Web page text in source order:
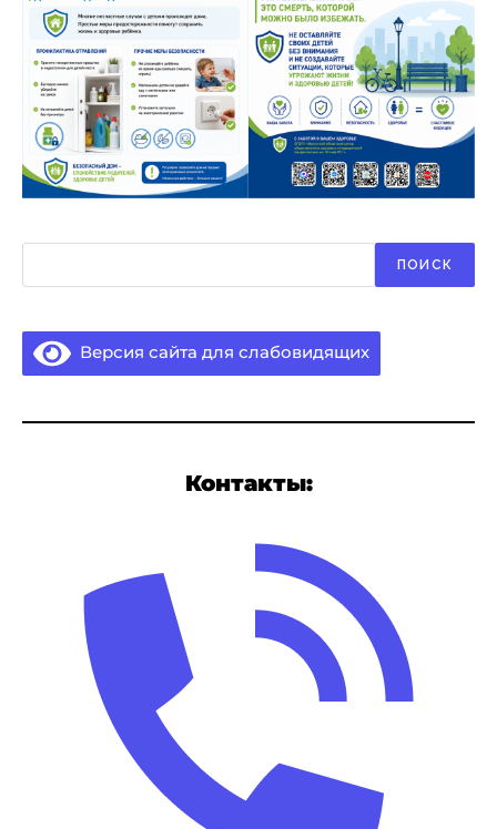
ПОИСК
Версия сайта для слабовидящих
Контакты: